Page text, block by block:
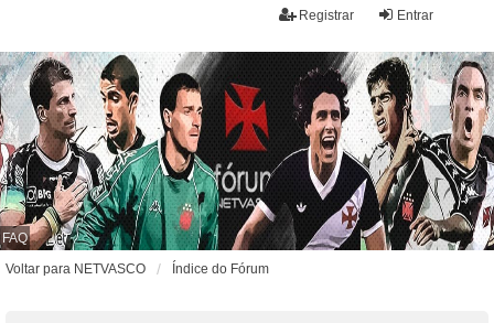
Entrar
Registrar
FAQ
Voltar para NETVASCO
Índice do Fórum